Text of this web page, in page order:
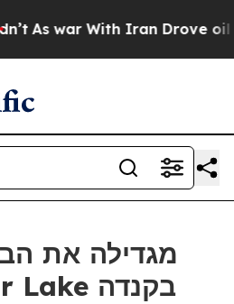
As war With Iran Drove oil
במכרה Cigar Lake בקנדה